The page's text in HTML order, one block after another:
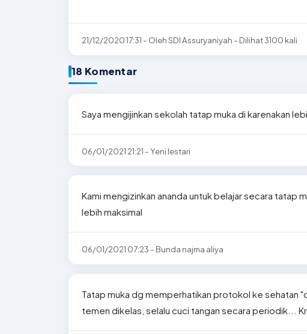
21/12/2020 17:31 - Oleh SDI Assuryaniyah - Dilihat 3100 kali
18 Komentar
Saya mengijinkan sekolah tatap muka di karenakan
06/01/2021 21:21 - Yeni lestari
Kami mengizinkan ananda untuk belajar secara tatap
lebih maksimal
06/01/2021 07:23 - Bunda najma aliya
Tatap muka dg memperhatikan protokol ke sehatan
temen dikelas, selalu cuci tangan secara periodik...